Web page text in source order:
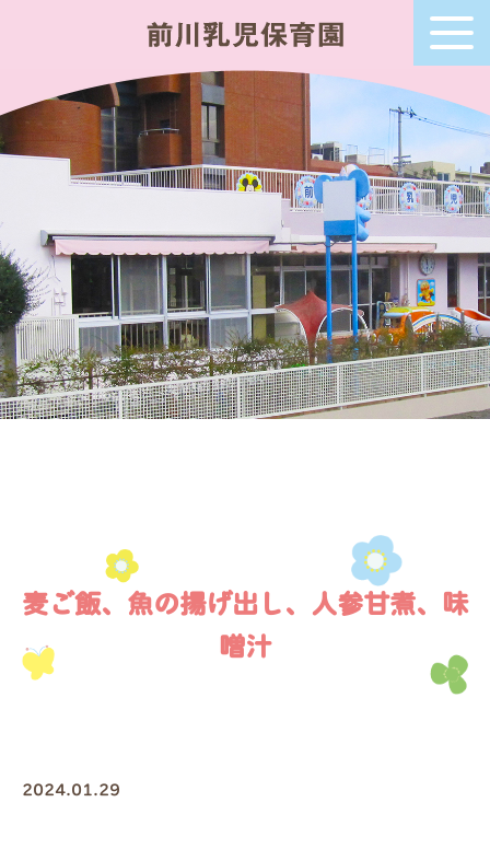
麦ご飯、魚の揚げ出し、人参甘煮、味
噌汁
2024.01.29